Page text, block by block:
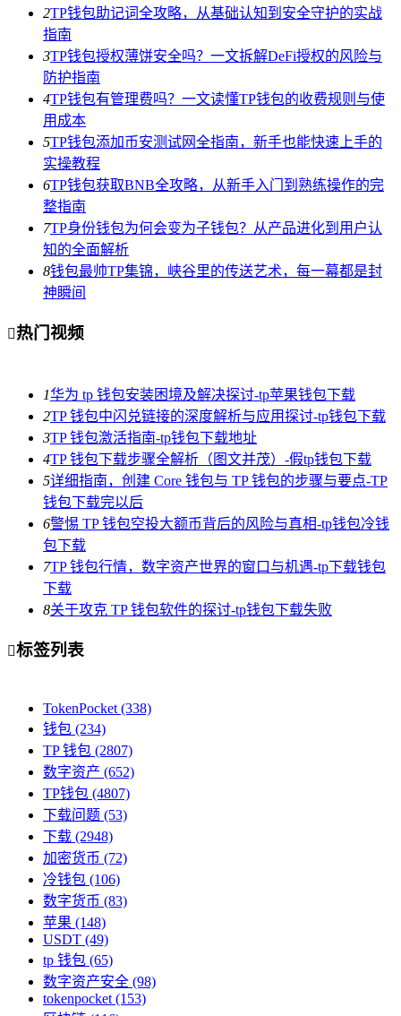
2TP钱包助记词全攻略，从基础认知到安全守护的实战
指南
3TP钱包授权薄饼安全吗？一文拆解DeFi授权的风险与
防护指南
4TP钱包有管理费吗？一文读懂TP钱包的收费规则与使
用成本
5TP钱包添加币安测试网全指南，新手也能快速上手的
实操教程
6TP钱包获取BNB全攻略，从新手入门到熟练操作的完
整指南
7TP身份钱包为何会变为子钱包？从产品进化到用户认
知的全面解析
8钱包最帅TP集锦，峡谷里的传送艺术，每一幕都是封
神瞬间
热门视频
1华为 tp 钱包安装困境及解决探讨-tp苹果钱包下载
2TP 钱包中闪兑链接的深度解析与应用探讨-tp钱包下载
3TP 钱包激活指南-tp钱包下载地址
4TP 钱包下载步骤全解析（图文并茂）-假tp钱包下载
5详细指南，创建 Core 钱包与 TP 钱包的步骤与要点-TP
钱包下载完以后
6警惕 TP 钱包空投大额币背后的风险与真相-tp钱包冷钱
包下载
7TP 钱包行情，数字资产世界的窗口与机遇-tp下载钱包
下载
8关于攻克 TP 钱包软件的探讨-tp钱包下载失败
标签列表
TokenPocket (338)
钱包 (234)
TP 钱包 (2807)
数字资产 (652)
TP钱包 (4807)
下载问题 (53)
下载 (2948)
加密货币 (72)
冷钱包 (106)
数字货币 (83)
苹果 (148)
USDT (49)
tp 钱包 (65)
数字资产安全 (98)
tokenpocket (153)